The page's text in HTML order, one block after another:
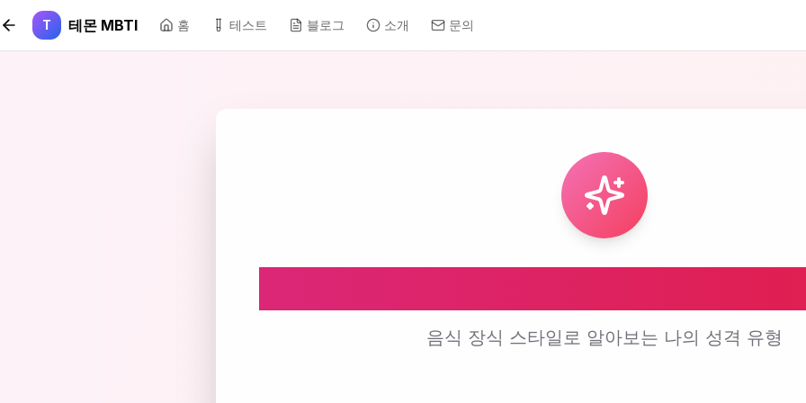
본문 바로가기
T 테몬 MBTI 홈 테스트 블로그 소개 문의
음식 장식 스타일로 알아보는 나의 성격 유형